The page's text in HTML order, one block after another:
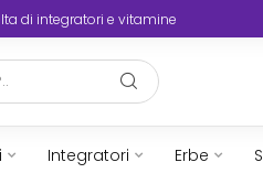
di integratori e vitamine
Integratori Erbe